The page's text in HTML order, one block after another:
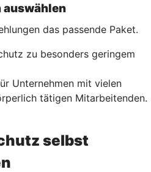
auswählen
das passende Paket.
zu besonders geringem
Unternehmen mit vielen
tätigen Mitarbeitenden.
selbst